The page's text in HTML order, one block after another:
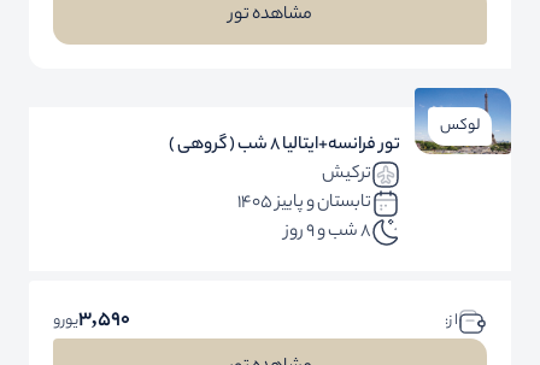
مشاهده تور
لوکس
تور فرانسه+ایتالیا 8 شب ( گروهی )
ترکیش
تابستان و پاییز 1405
8 شب و 9 روز
ا ز: 3,590یورو